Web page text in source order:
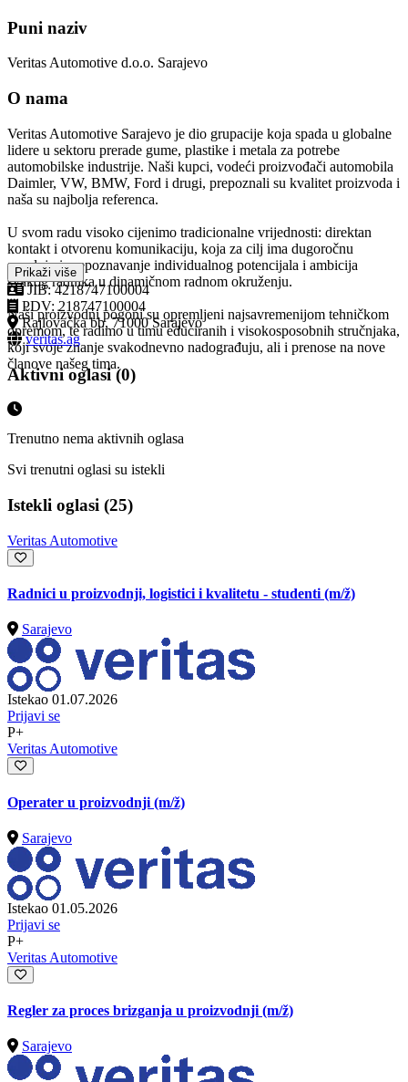
Puni naziv
Veritas Automotive d.o.o. Sarajevo
O nama
Veritas Automotive Sarajevo je dio grupacije koja spada u globalne
lidere u sektoru prerade gume, plastike i metala za potrebe
automobilske industrije. Naši kupci, vodeći proizvođači automobila
Daimler, VW, BMW, Ford i drugi, prepoznali su kvalitet proizvoda i
naša su najbolja referenca.
U svom radu visoko cijenimo tradicionalne vrijednosti: direktan
kontakt i otvorenu komunikaciju, koja za cilj ima dugoročnu
saradnju i prepoznavanje individualnog potencijala i ambicija
svakog radnika u dinamičnom radnom okruženju.
Naši proizvodni pogoni su opremljeni najsavremenijom tehničkom
opremom, te radimo u timu educiranih i visokosposobnih stručnjaka,
koji svoje znanje svakodnevno nadograđuju, ali i prenose na nove
članove našeg tima.
Prikaži više
JIB: 4218747100004
PDV: 218747100004
Rajlovačka bb, 71000 Sarajevo
veritas.ag
Aktivni oglasi (0)
Trenutno nema aktivnih oglasa
Svi trenutni oglasi su istekli
Istekli oglasi (25)
Veritas Automotive
Radnici u proizvodnji, logistici i kvalitetu - studenti (m/ž)
Sarajevo
Istekao 01.07.2026
Prijavi se
P+
Veritas Automotive
Operater u proizvodnji (m/ž)
Sarajevo
Istekao 01.05.2026
Prijavi se
P+
Veritas Automotive
Regler za proces brizganja u proizvodnji (m/ž)
Sarajevo